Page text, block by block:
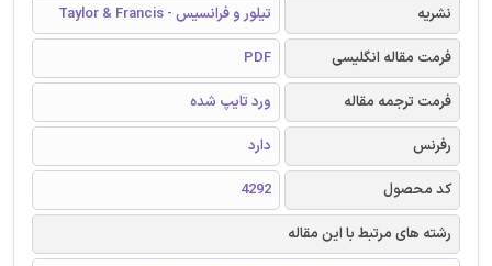
نشریه
تیلور و فرانسیس - Taylor & Francis
فرمت مقاله انگلیسی
PDF
فرمت ترجمه مقاله
ورد تایپ شده
رفرنس
دارد
کد محصول
4292
رشته های مرتبط با این مقاله